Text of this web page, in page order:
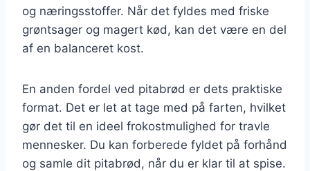
og næringsstoffer. Når det fyldes med friske
grøntsager og magert kød, kan det være en del
af en balanceret kost.
En anden fordel ved pitabrød er dets praktiske
format. Det er let at tage med på farten, hvilket
gør det til en ideel frokostmulighed for travle
mennesker. Du kan forberede fyldet på forhånd
og samle dit pitabrød, når du er klar til at spise.